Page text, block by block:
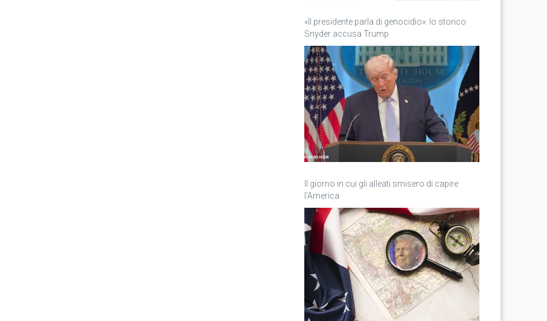
«Il presidente parla di genocidio»: lo storico
Snyder accusa Trump
Il giorno in cui gli alleati smisero di capire
l’America